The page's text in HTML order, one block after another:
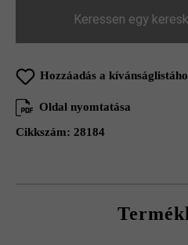
Keressen egy
Hozzáadás a
Oldal nyomtatása
Cikkszám: 28184